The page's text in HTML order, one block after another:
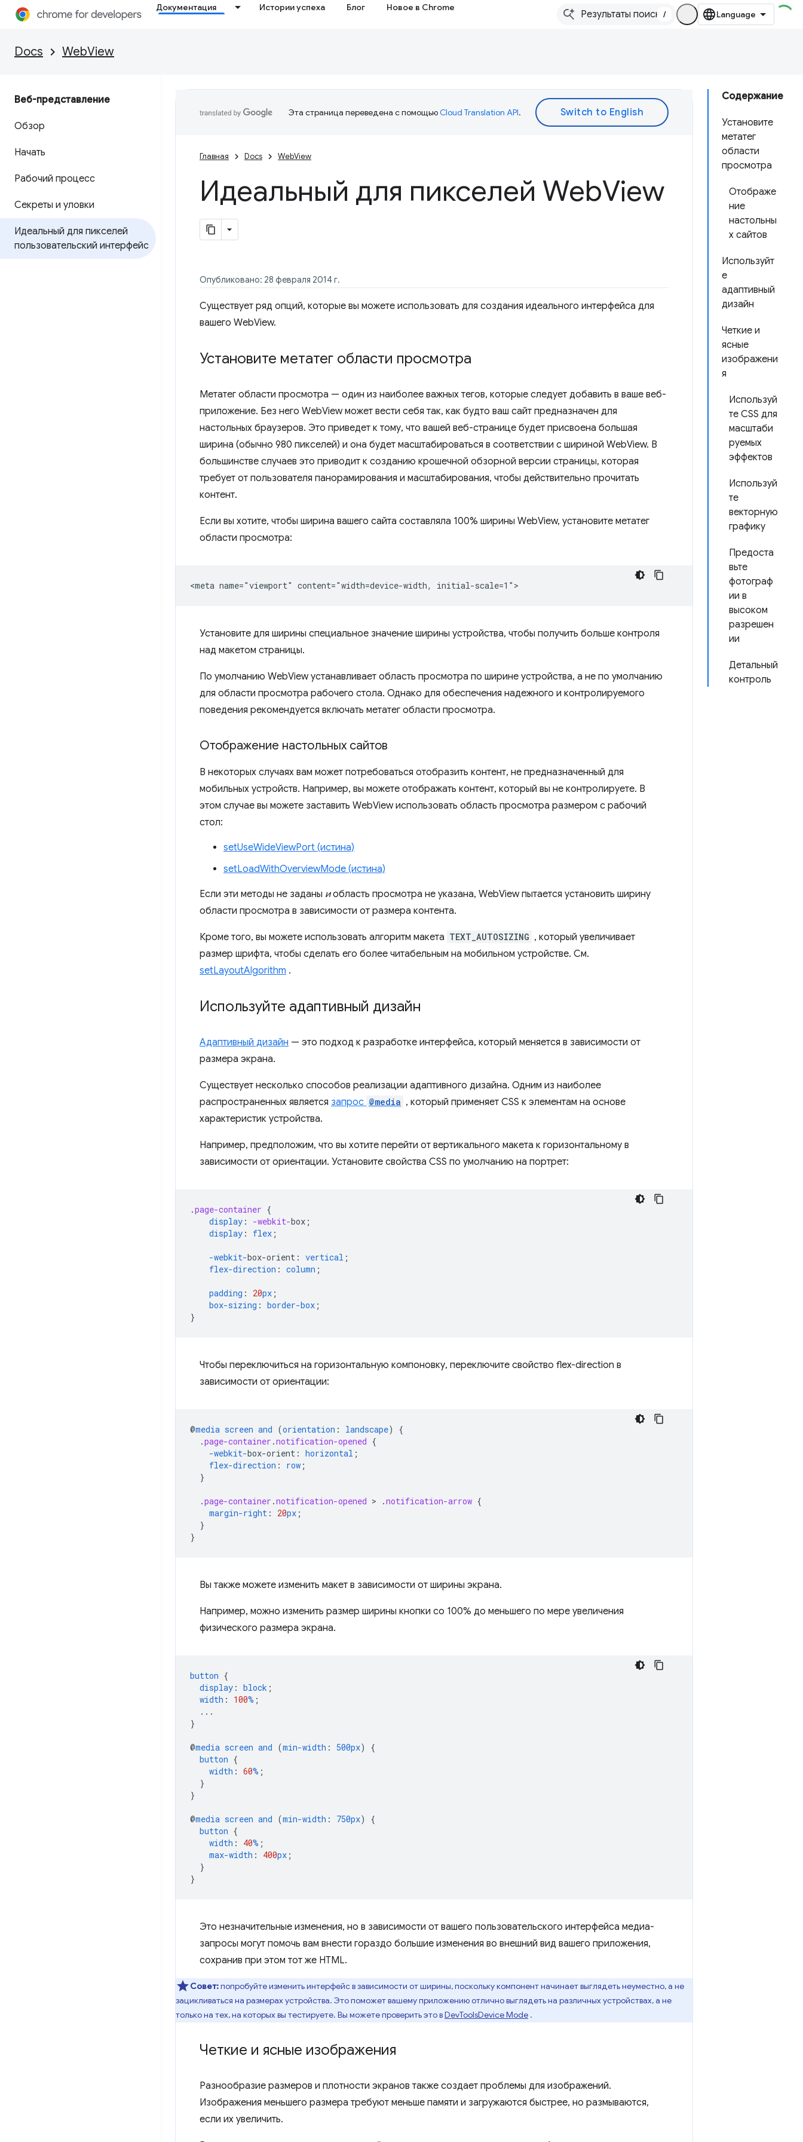
Документация Истории успеха Блог Новое в Chrome
/
Docs WebView
Веб-представление
Обзор
Начать
Рабочий процесс
Секреты и уловки
Идеальный для пикселей
пользовательский интерфейс
Содержание
Установите
метатег
области
просмотра
Отображе
ние
настольны
х сайтов
Используйт
е
адаптивный
дизайн
Четкие и
ясные
изображени
я
Используй
те CSS для
масштаби
руемых
эффектов
Используй
те
векторную
графику
Предоста
вьте
фотограф
ии в
высоком
разрешен
ии
Детальный
контроль
Эта страница переведена с помощьюCloud Translation API.
Главная Docs WebView
Идеальный для пикселей WebView
Опубликовано: 28 февраля 2014 г.
Существует ряд опций, которые вы можете использовать для создания идеального интерфейса для
вашего WebView.
Установите метатег области просмотра
Метатег области просмотра — один из наиболее важных тегов, которые следует добавить в ваше веб-
приложение. Без него WebView может вести себя так, как будто ваш сайт предназначен для
настольных браузеров. Это приведет к тому, что вашей веб-странице будет присвоена большая
ширина (обычно 980 пикселей) и она будет масштабироваться в соответствии с шириной WebView. В
большинстве случаев это приводит к созданию крошечной обзорной версии страницы, которая
требует от пользователя панорамирования и масштабирования, чтобы действительно прочитать
контент.
Если вы хотите, чтобы ширина вашего сайта составляла 100% ширины WebView, установите метатег
области просмотра:
Установите для ширины специальное значение ширины устройства, чтобы получить больше контроля
над макетом страницы.
По умолчанию WebView устанавливает область просмотра по ширине устройства, а не по умолчанию
для области просмотра рабочего стола. Однако для обеспечения надежного и контролируемого
поведения рекомендуется включать метатег области просмотра.
Отображение настольных сайтов
В некоторых случаях вам может потребоваться отобразить контент, не предназначенный для
мобильных устройств. Например, вы можете отображать контент, который вы не контролируете. В
этом случае вы можете заставить WebView использовать область просмотра размером с рабочий
стол:
setUseWideViewPort (истина)
setLoadWithOverviewMode (истина)
Если эти методы не заданы иобласть просмотра не указана, WebView пытается установить ширину
области просмотра в зависимости от размера контента.
Кроме того, вы можете использовать алгоритм макета TEXT_AUTOSIZING , который увеличивает
размер шрифта, чтобы сделать его более читабельным на мобильном устройстве. См.
setLayoutAlgorithm .
Используйте адаптивный дизайн
Адаптивный дизайн — это подход к разработке интерфейса, который меняется в зависимости от
размера экрана.
Существует несколько способов реализации адаптивного дизайна. Одним из наиболее
распространенных является запрос @media , который применяет CSS к элементам на основе
характеристик устройства.
Например, предположим, что вы хотите перейти от вертикального макета к горизонтальному в
зависимости от ориентации. Установите свойства CSS по умолчанию на портрет:
.page-container {
display : -webkit-box ;
display : flex ;
-webkit-box-orient : vertical ;
flex-direction : column ;
padding : 20px ;
box-sizing : border-box ;
}
Чтобы переключиться на горизонтальную компоновку, переключите свойство flex-direction в
зависимости от ориентации:
@media screen and (orientation : landscape)
{
.page-container .notification-opened {
-webkit-box-orient : horizontal ;
flex-direction : row ;
}
.page-container .notification-opened > .notification-arrow {
margin-right : 20px ;
}
}
Вы также можете изменить макет в зависимости от ширины экрана.
Например, можно изменить размер ширины кнопки со 100% до меньшего по мере увеличения
физического размера экрана.
button {
display : block ;
width : 100% ;
...
}
@media screen and (min-width : 500px)
{
button {
width : 60% ;
}
}
@media screen and (min-width : 750px)
{
button {
width : 40% ;
max-width : 400px ;
}
}
Это незначительные изменения, но в зависимости от вашего пользовательского интерфейса медиа-
запросы могут помочь вам внести гораздо большие изменения во внешний вид вашего приложения,
сохранив при этом тот же HTML.
Совет:попробуйте изменить интерфейс в зависимости от ширины, поскольку компонент начинает выглядеть неуместно, а не
зацикливаться на размерах устройства. Это поможет вашему приложению отлично выглядеть на различных устройствах, а не
только на тех, на которых вы тестируете. Вы можете проверить это вDevToolsDevice Mode .
Четкие и ясные изображения
Разнообразие размеров и плотности экранов также создает проблемы для изображений.
Изображения меньшего размера требуют меньше памяти и загружаются быстрее, но размываются,
если их увеличить.